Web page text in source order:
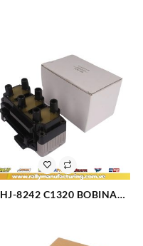
HJ-8242 C1320 BOBINA